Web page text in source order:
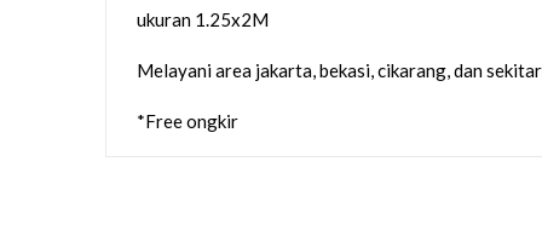
ukuran 1.25x2M
Melayani area jakarta, bekasi, cikarang, dan
*Free ongkir